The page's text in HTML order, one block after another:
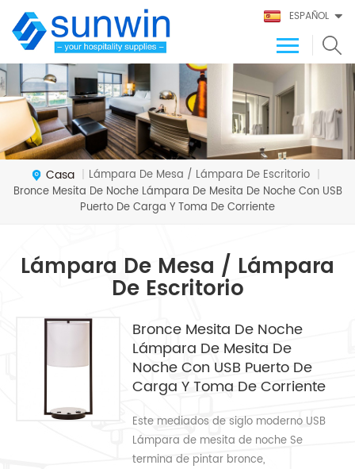
ESPAÑOL
Casa | Lámpara De Mesa / Lámpara De Escritorio |
Bronce Mesita De Noche Lámpara De Mesita De Noche Con USB
Puerto De Carga Y Toma De Corriente
Lámpara De Mesa / Lámpara
De Escritorio
Bronce Mesita De Noche
Lámpara De Mesita De
Noche Con USB Puerto De
Carga Y Toma De Corriente
Este mediados de siglo moderno USB
Lámpara de mesita de noche Se
termina de pintar bronce,